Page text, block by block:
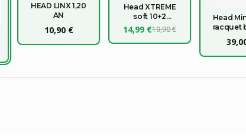
HEAD LINX 1,20
AN
10,90 €
Head XTREME
soft 10+2
OMAGGIO
14,99 €19,90 €
Head
racquet